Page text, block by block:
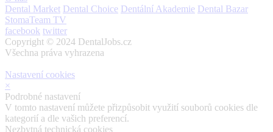
Dental Market Dental Choice Dentální Akademie Dental Bazar
StomaTeam TV
facebook twitter
Copyright © 2024 DentalJobs.cz
Všechna práva vyhrazena
Nastavení cookies
×
Podrobné nastavení
V tomto nastavení můžete přizpůsobit využití souborů cookies dle
kategorií a dle vašich preferencí.
Nezbytná technická cookies